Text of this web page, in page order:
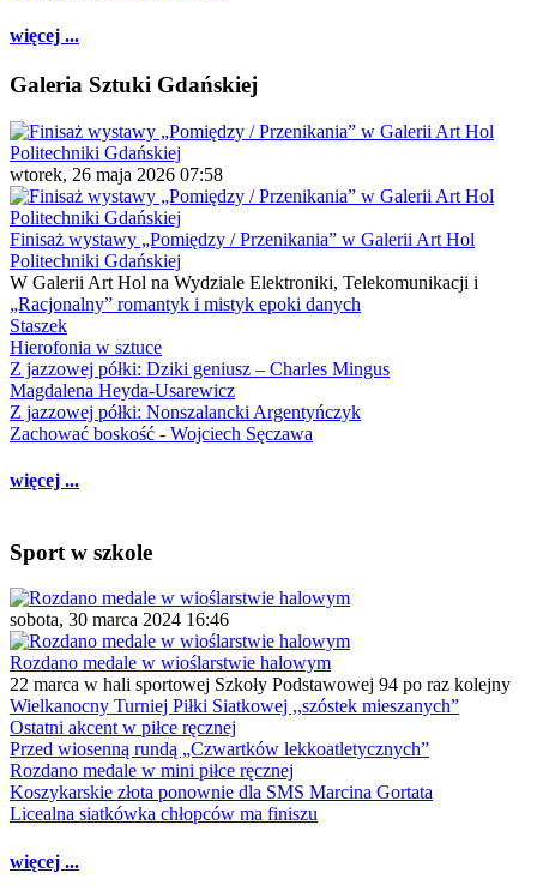
więcej ...
Galeria Sztuki Gdańskiej
wtorek, 26 maja 2026 07:58
Finisaż wystawy „Pomiędzy / Przenikania” w Galerii Art Hol
Politechniki Gdańskiej
W Galerii Art Hol na Wydziale Elektroniki, Telekomunikacji i
„Racjonalny” romantyk i mistyk epoki danych
Staszek
Hierofonia w sztuce
Z jazzowej półki: Dziki geniusz – Charles Mingus
Magdalena Heyda-Usarewicz
Z jazzowej półki: Nonszalancki Argentyńczyk
Zachować boskość - Wojciech Sęczawa
więcej ...
Sport w szkole
sobota, 30 marca 2024 16:46
Rozdano medale w wioślarstwie halowym
22 marca w hali sportowej Szkoły Podstawowej 94 po raz kolejny
Wielkanocny Turniej Piłki Siatkowej ,,szóstek mieszanych”
Ostatni akcent w piłce ręcznej
Przed wiosenną rundą „Czwartków lekkoatletycznych”
Rozdano medale w mini piłce ręcznej
Koszykarskie złota ponownie dla SMS Marcina Gortata
Licealna siatkówka chłopców ma finiszu
więcej ...